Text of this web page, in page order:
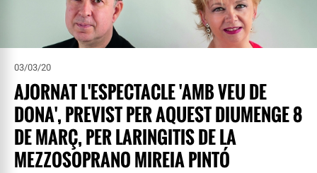
03/03/20
AJORNAT L'ESPECTACLE 'AMB VEU DE
DONA', PREVIST PER AQUEST DIUMENGE 8
DE MARÇ, PER LARINGITIS DE LA
MEZZOSOPRANO MIREIA PINTÓ